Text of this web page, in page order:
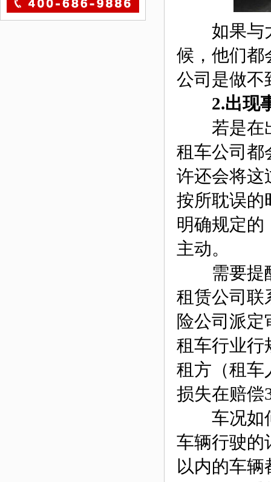
如果与大
候，他们都
公司是做不
2.出现
若是在出
租车公司都
许还会将这
按所耽误的
明确规定的
主动。
需要提醒
租赁公司联
险公司派
租车行业行
租方（租车
损失在赔偿
车况如何
车辆行驶的
以内的车